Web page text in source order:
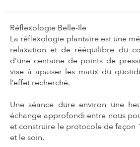
Réflexologie Belle-Ile
La réflexologie plantaire est une
relaxation et de rééquilibre du
d’une centaine de points de
vise à apaiser les maux du
l’effet recherché.
Une séance dure environ une
échange approfondi entre nous
et construire le protocole de façon
et le soin.